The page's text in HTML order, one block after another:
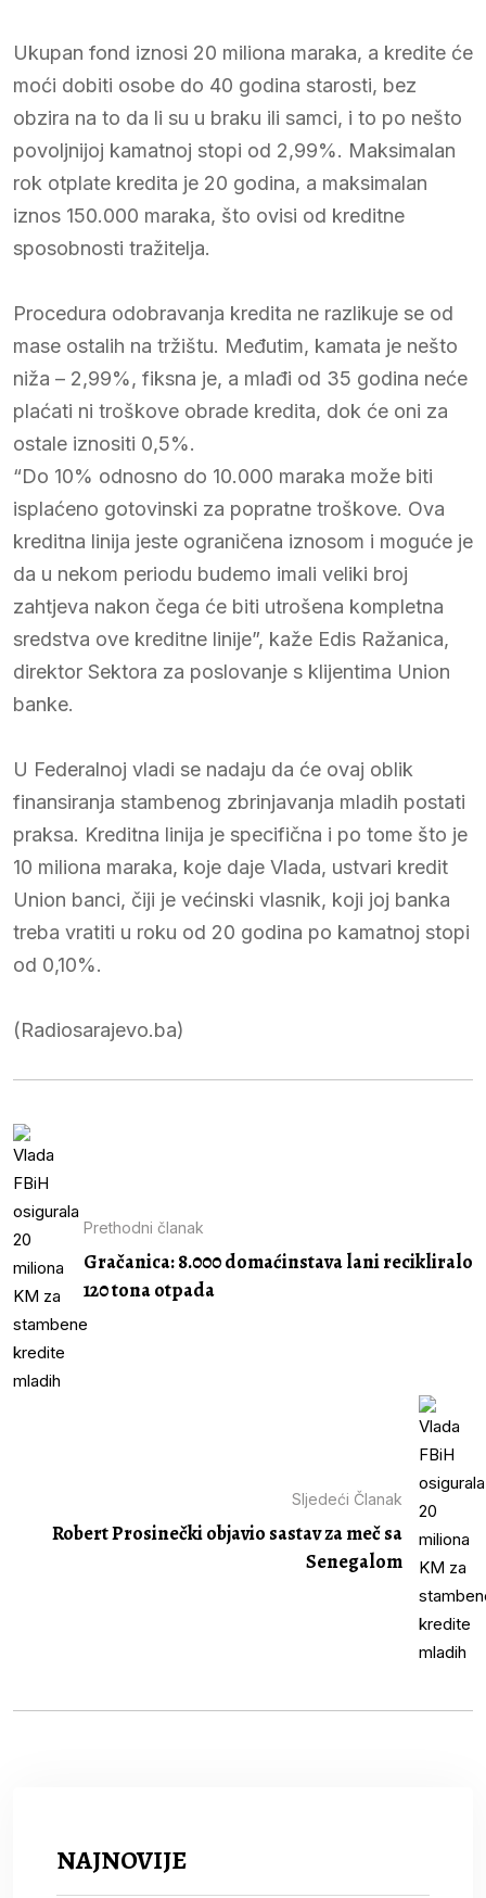
Ukupan fond iznosi 20 miliona maraka, a kredite će
moći dobiti osobe do 40 godina starosti, bez
obzira na to da li su u braku ili samci, i to po nešto
povoljnijoj kamatnoj stopi od 2,99%. Maksimalan
rok otplate kredita je 20 godina, a maksimalan
iznos 150.000 maraka, što ovisi od kreditne
sposobnosti tražitelja.
Procedura odobravanja kredita ne razlikuje se od
mase ostalih na tržištu. Međutim, kamata je nešto
niža – 2,99%, fiksna je, a mlađi od 35 godina neće
plaćati ni troškove obrade kredita, dok će oni za
ostale iznositi 0,5%.
“Do 10% odnosno do 10.000 maraka može biti
isplaćeno gotovinski za popratne troškove. Ova
kreditna linija jeste ograničena iznosom i moguće je
da u nekom periodu budemo imali veliki broj
zahtjeva nakon čega će biti utrošena kompletna
sredstva ove kreditne linije”, kaže Edis Ražanica,
direktor Sektora za poslovanje s klijentima Union
banke.
U Federalnoj vladi se nadaju da će ovaj oblik
finansiranja stambenog zbrinjavanja mladih postati
praksa. Kreditna linija je specifična i po tome što je
10 miliona maraka, koje daje Vlada, ustvari kredit
Union banci, čiji je većinski vlasnik, koji joj banka
treba vratiti u roku od 20 godina po kamatnoj stopi
od 0,10%.
(Radiosarajevo.ba)
Prethodni članak
Gračanica: 8.000 domaćinstava lani recikliralo
120 tona otpada
Sljedeći Članak
Robert Prosinečki objavio sastav za meč sa
Senegalom
NAJNOVIJE